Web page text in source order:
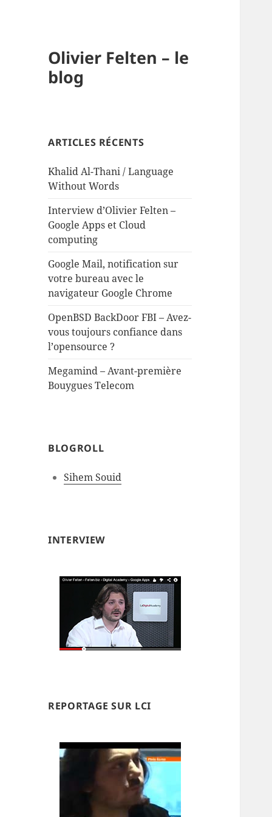
Olivier Felten – le
blog
ARTICLES RÉCENTS
Khalid Al-Thani / Language
Without Words
Interview d’Olivier Felten –
Google Apps et Cloud
computing
Google Mail, notification sur
votre bureau avec le
navigateur Google Chrome
OpenBSD BackDoor FBI – Avez-
vous toujours confiance dans
l’opensource ?
Megamind – Avant-première
Bouygues Telecom
BLOGROLL
Sihem Souid
INTERVIEW
REPORTAGE SUR LCI